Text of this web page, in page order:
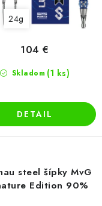
24g
Skladom (1 ks)
104 €
DETAIL
steel šípky MvG
Edition 90%